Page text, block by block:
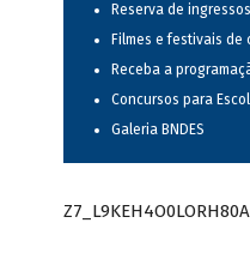
Reserva de ingressos
Filmes e festivais de
Receba a
Concursos para
Galeria BNDES